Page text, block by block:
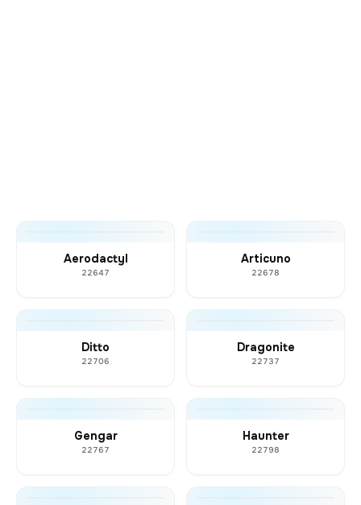
Aerodactyl
22647
Articuno
22678
Ditto
22706
Dragonite
22737
Gengar
22767
Haunter
22798